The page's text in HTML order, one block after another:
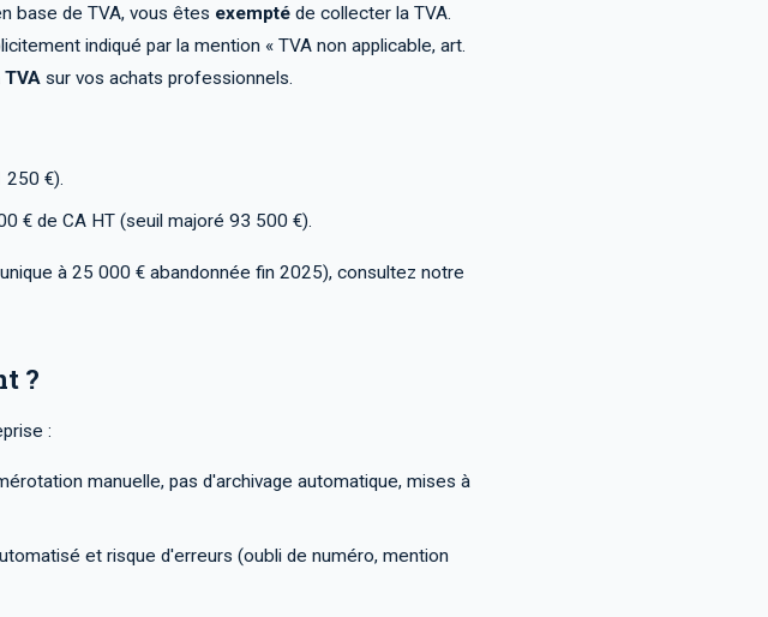
base de TVA, vous êtes exempté de collecter la TVA.
indiqué par la mention « TVA non applicable, art.
sur vos achats professionnels.
250 €).
€ de CA HT (seuil majoré 93 500 €).
à 25 000 € abandonnée fin 2025), consultez notre
?
:
manuelle, pas d'archivage automatique, mises à
et risque d'erreurs (oubli de numéro, mention